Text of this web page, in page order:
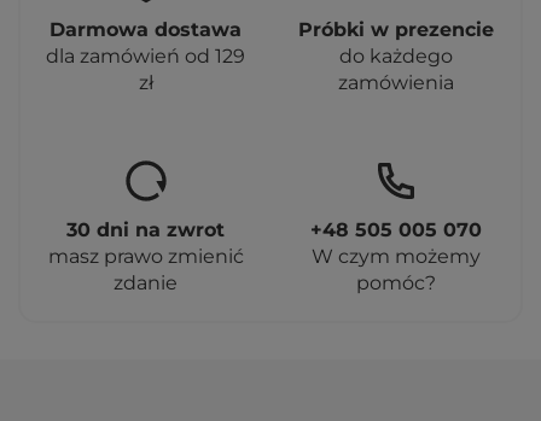
Darmowa dostawa
dla zamówień od 129
zł
Próbki w prezencie
do każdego
zamówienia
30 dni na zwrot
masz prawo zmienić
zdanie
+48 505 005 070
W czym możemy
pomóc?